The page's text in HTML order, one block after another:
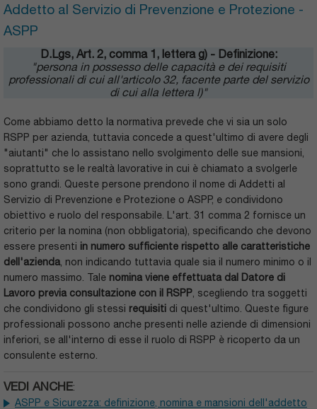
Addetto al Servizio di Prevenzione e Protezione -
ASPP
D.Lgs, Art. 2, comma 1, lettera g) - Definizione:
"persona in possesso delle capacità e dei requisiti
professionali di cui all'articolo 32, facente parte del servizio
di cui alla lettera l)"
Come abbiamo detto la normativa prevede che vi sia un solo
RSPP per azienda, tuttavia concede a quest'ultimo di avere degli
"aiutanti" che lo assistano nello svolgimento delle sue mansioni,
soprattutto se le realtà lavorative in cui è chiamato a svolgerle
sono grandi. Queste persone prendono il nome di Addetti al
Servizio di Prevenzione e Protezione o ASPP, e condividono
obiettivo e ruolo del responsabile. L'art. 31 comma 2 fornisce un
criterio per la nomina (non obbligatoria), specificando che devono
essere presenti in numero sufficiente rispetto alle caratteristiche
dell'azienda, non indicando tuttavia quale sia il numero minimo o il
numero massimo. Tale nomina viene effettuata dal Datore di
Lavoro previa consultazione con il RSPP , scegliendo tra soggetti
che condividono gli stessi requisiti di quest'ultimo. Queste figure
professionali possono anche presenti nelle aziende di dimensioni
inferiori, se all'interno di esse il ruolo di RSPP è ricoperto da un
consulente esterno.
VEDI ANCHE:
ASPP e Sicurezza: definizione, nomina e mansioni dell'addetto